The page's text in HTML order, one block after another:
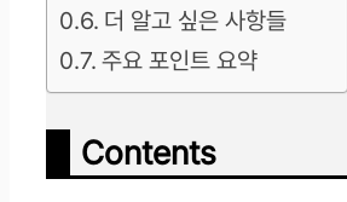
더 알고 싶은 사항들
주요 포인트 요약
Contents